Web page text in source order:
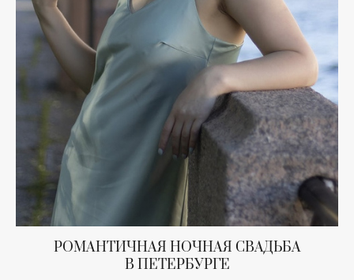
РОМАНТИЧНАЯ НОЧНАЯ СВАДЬБА
В ПЕТЕРБУРГЕ